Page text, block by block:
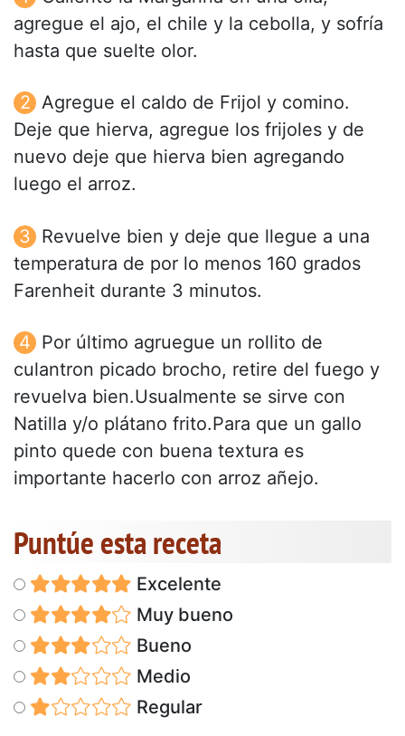
agregue el ajo, el chile y la cebolla, y sofría
hasta que suelte olor.
Agregue el caldo de Frijol y comino.
Deje que hierva, agregue los frijoles y de
nuevo deje que hierva bien agregando
luego el arroz.
Revuelve bien y deje que llegue a una
temperatura de por lo menos 160 grados
Farenheit durante 3 minutos.
Por último agruegue un rollito de
culantron picado brocho, retire del fuego y
revuelva bien.Usualmente se sirve con
Natilla y/o plátano frito.Para que un gallo
pinto quede con buena textura es
importante hacerlo con arroz añejo.
Puntúe esta receta
Excelente
Muy bueno
Bueno
Medio
Regular